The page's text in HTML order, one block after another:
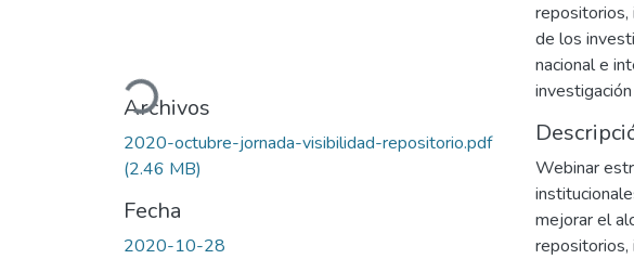
Cargando...
Archivos
2020-octubre-jornada-visibilidad-repositorio.pdf
(2.46 MB)
Fecha
2020-10-28
repositorios,
de los
nacional e
Webinar
mejorar el
repositorios,